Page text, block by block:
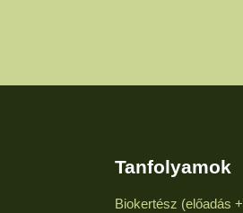
Tanfolyamok
Biokertész (előadás +